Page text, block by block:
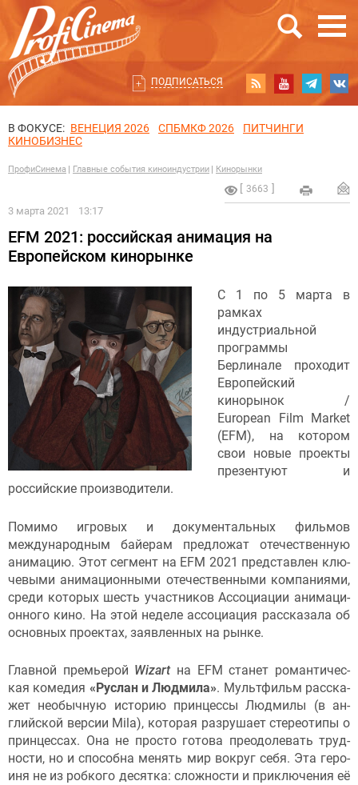
ПОДПИСАТЬСЯ
В ФОКУСЕ: ВЕНЕЦИЯ 2026 СПБМКФ 2026
ПИТЧИНГИ
КИНОБИЗНЕС
ПрофиСинема Главные события киноиндустрии Кинорынки
3663
3 марта 2021 13:17
EFM 2021: российская анимация на
Европейском кинорынке
С 1 по 5 марта в
рамках
индустриальной
программы
Берлинале проходит
Европейский
кинорынок /
European Film Market
(EFM), на котором
свои новые проекты
презентуют и
российские производители.
Помимо игровых и документальных фильмов
международным байерам предложат отечественную
анимацию. Этот сегмент на EFM 2021 пред­став­лен клю­
чевы­ми ани­маци­он­ны­ми отечественными ком­па­ни­ями,
сре­ди ко­торых шесть учас­тни­ков Ас­со­ци­ации ани­маци­
он­но­го ки­но. На этой неделе ассоциация рассказала об
основных проектах, заявленных на рынке.
Глав­ной премь­ерой Wizartна EFM ста­нет ро­ман­ти­чес­
кая ко­медия «Рус­лан и Люд­ми­ла». Муль­тфильм рас­ска­
жет не­обыч­ную ис­то­рию прин­цессы Люд­ми­лы (в ан­
глий­ской вер­сии Mila), ко­торая раз­ру­ша­ет сте­ре­оти­пы о
прин­цессах. Она не прос­то го­това пре­одо­левать труд­
ности, но и спо­соб­на ме­нять мир вок­руг се­бя. Эта ге­ро­
иня не из роб­ко­го де­сят­ка: слож­ности и прик­лю­чения её